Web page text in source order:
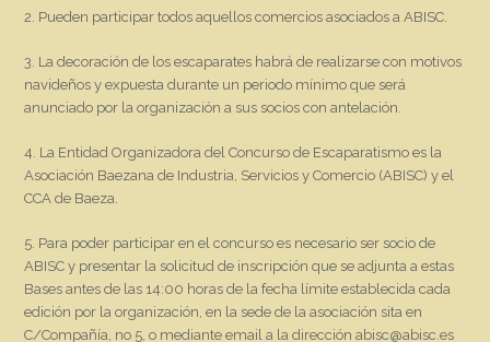
2. Pueden participar todos aquellos comercios asociados a ABISC.
3. La decoración de los escaparates habrá de realizarse con motivos
navideños y expuesta durante un periodo mínimo que será
anunciado por la organización a sus socios con antelación.
4. La Entidad Organizadora del Concurso de Escaparatismo es la
Asociación Baezana de Industria, Servicios y Comercio (ABISC) y el
CCA de Baeza.
5. Para poder participar en el concurso es necesario ser socio de
ABISC y presentar la solicitud de inscripción que se adjunta a estas
Bases antes de las 14:00 horas de la fecha límite establecida cada
edición por la organización, en la sede de la asociación sita en
C/Compañía, no 5, o mediante email a la dirección abisc@abisc.es